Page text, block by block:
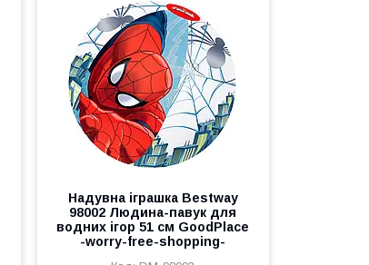
Надувна іграшка Bestway
98002 Людина-павук для
водних ігор 51 см GoodPlace
-worry-free-shopping-